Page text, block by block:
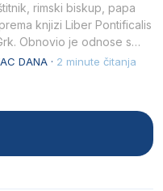
rimski biskup, papa
knjizi Liber Pontificalis
Obnovio je odnose s
DANA · 2 minute čitanja